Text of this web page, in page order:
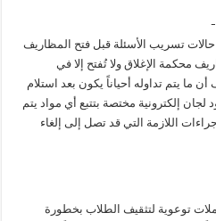
حالات تسريب الأسئلة قبل فتح المظاريف
محكمة الإغلاق ولا تُفتح إلا في
ما يتم تداوله أحياناً يكون بعد استلام
لجان إلكترونية مختصة بتتبع أي مواد يتم
اللازمة التي قد تصل إلى إلغاء
توعوية لتثقيف الطلاب بخطورة